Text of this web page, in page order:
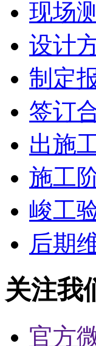
现场
设计
制定
签订
出施
施工
峻工
后期
关注我
官方